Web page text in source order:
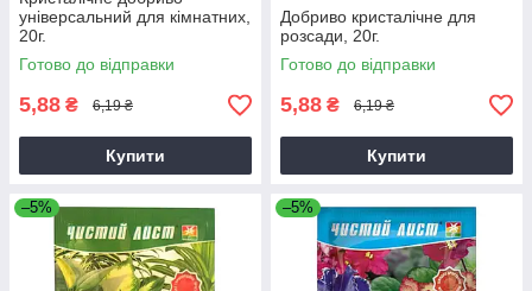
універсальний для кімнатних,
20г.
Готово до відправки
5,88 ₴ 6,19 ₴
Купити
Добриво кристалічне для
розсади, 20г.
Готово до відправки
5,88 ₴ 6,19 ₴
Купити
–5% –5%